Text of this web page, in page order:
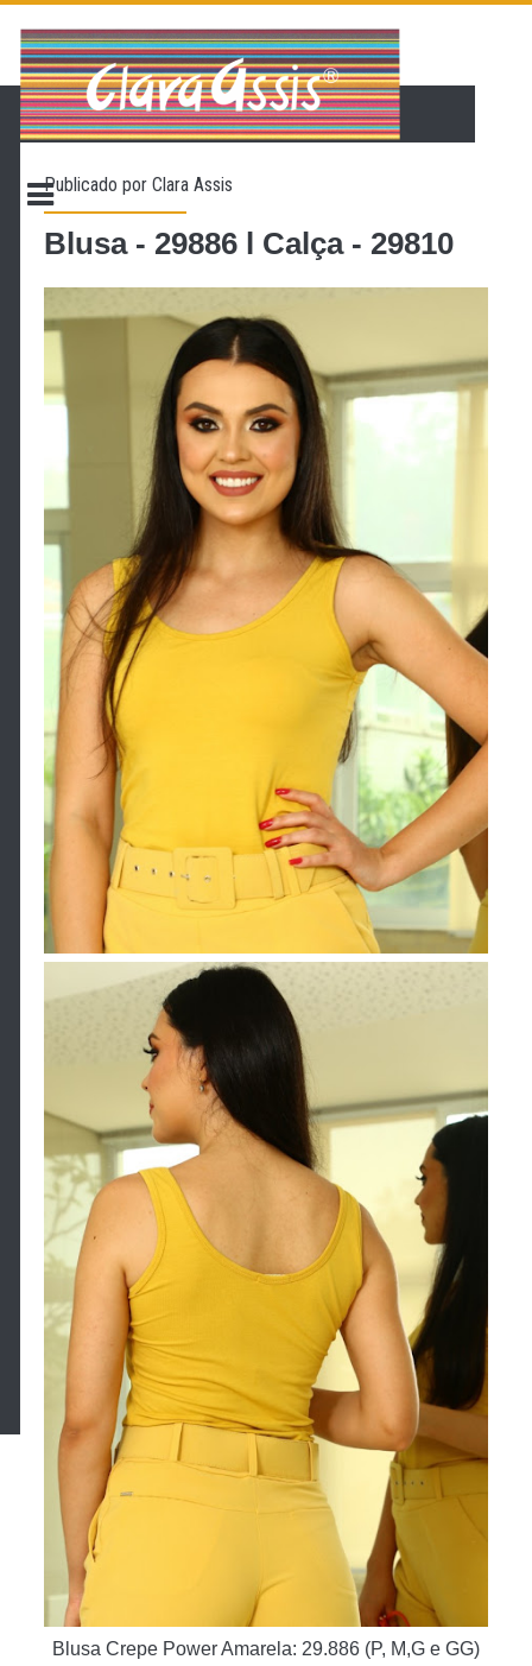
PÁGINA INICIAL
LOJA VIRTUAL
CONTATO
PROMOÇÃO
Publicado porClara Assis
Blusa - 29886 l Calça - 29810
Blusa Crepe Power Amarela: 29.886 (P, M,G e GG)